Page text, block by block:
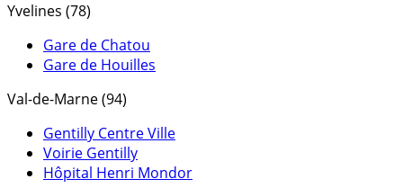
Yvelines (78)
Gare de Chatou
Gare de Houilles
Val-de-Marne (94)
Gentilly Centre Ville
Voirie Gentilly
Hôpital Henri Mondor